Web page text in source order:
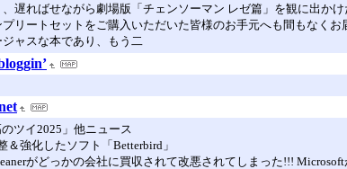
遅ればせながら劇場版「チェンソーマン レゼ篇」を観に出か
リートセットをご購入いただいた皆様のお手元へも間もなくお
ャスな本であり、もう二
ツイ2025」他ニュース
強化したソフト「Betterbird」
がどっかの会社に買収されて改悪されてしまった!!!